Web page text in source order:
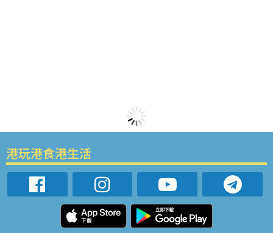
港玩港食港生活